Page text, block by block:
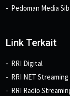
Pedoman Media
Link Terkait
RRI Digital
RRI NET Streaming
RRI Radio